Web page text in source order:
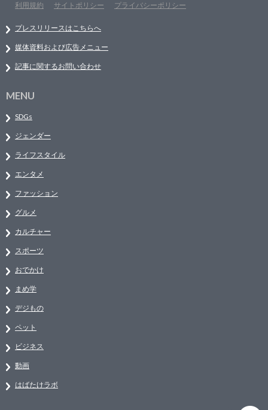
利用規約
サイトポリシー プライバシーポリシー
プレスリリースはこちらへ
媒体資料および広告メニュー
記事に関するお問い合わせ
MENU
SDGs
ジェンダー
ライフスタイル
エンタメ
ファッション
グルメ
カルチャー
スポーツ
おでかけ
まめ学
デジもの
ペット
ビジネス
動画
はばたけラボ